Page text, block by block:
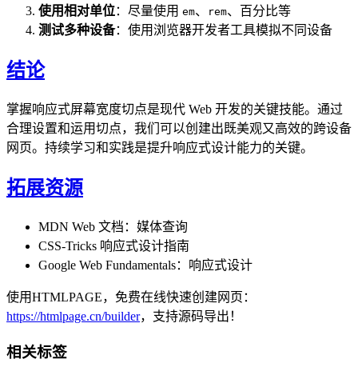
使用相对单位：尽量使用 em、 rem、百分比等
测试多种设备：使用浏览器开发者工具模拟不同设备
结论
掌握响应式屏幕宽度切点是现代 Web 开发的关键技能。通过
合理设置和运用切点，我们可以创建出既美观又高效的跨设备
网页。持续学习和实践是提升响应式设计能力的关键。
拓展资源
MDN Web 文档：媒体查询
CSS-Tricks 响应式设计指南
Google Web Fundamentals：响应式设计
使用HTMLPAGE，免费在线快速创建网页：
https://htmlpage.cn/builder，支持源码导出！
相关标签